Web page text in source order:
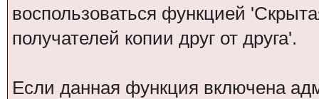
воспользоваться функцией
получателей копии друг от друга'.
Если данная функция включена